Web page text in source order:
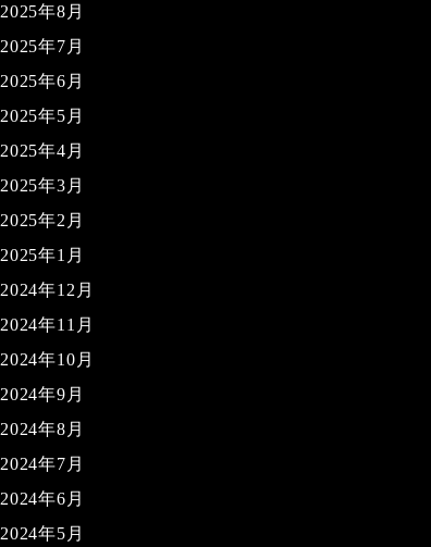
2025年8月
2025年7月
2025年6月
2025年5月
2025年4月
2025年3月
2025年2月
2025年1月
2024年12月
2024年11月
2024年10月
2024年9月
2024年8月
2024年7月
2024年6月
2024年5月